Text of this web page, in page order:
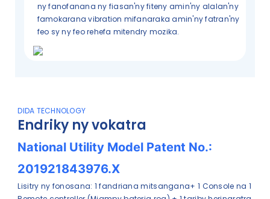
ny fanofanana ny fiasan'ny fiteny amin'ny alalan'ny
famokarana vibration mifanaraka amin'ny fatran'ny
feo sy ny feo rehefa mitendry mozika.
DIDA TECHNOLOGY
Endriky ny vokatra
National Utility Model Patent No.:
201921843976.X
Lisitry ny fonosana: 1 fandriana mitsangana+ 1 Console na 1